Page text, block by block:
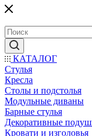
КАТАЛОГ
Стулья
Кресла
Столы и подстолья
Модульные диваны
Барные стулья
Декоративные
Кровати и изголовья